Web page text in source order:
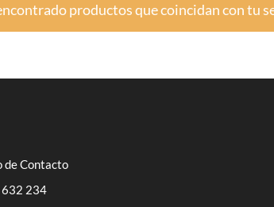
productos que coincidan con tu
de Contacto
234